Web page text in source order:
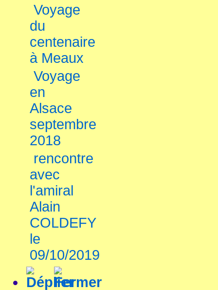
Voyage
du
centenaire
à Meaux
Voyage
en
Alsace
septembre
2018
rencontre
avec
l'amiral
Alain
COLDEFY
le
09/10/2019